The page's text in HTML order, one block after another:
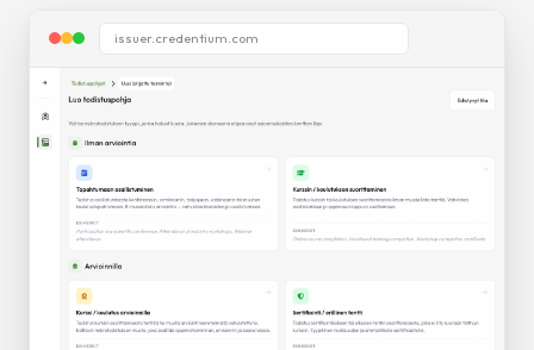
issuer.credentium.com